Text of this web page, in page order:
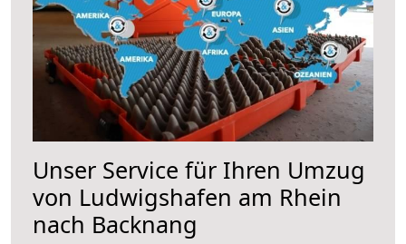
Unser Service für Ihren Umzug
von Ludwigshafen am Rhein
nach Backnang